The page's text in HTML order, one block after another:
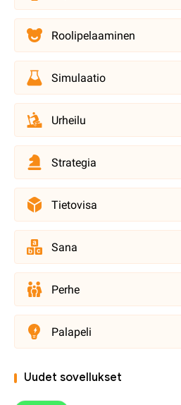
Roolipelaaminen
Simulaatio
Urheilu
Strategia
Tietovisa
Sana
Perhe
Palapeli
Uudet sovellukset